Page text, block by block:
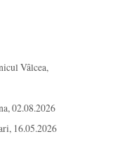
Vâlcea,
02.08.2026
16.05.2026